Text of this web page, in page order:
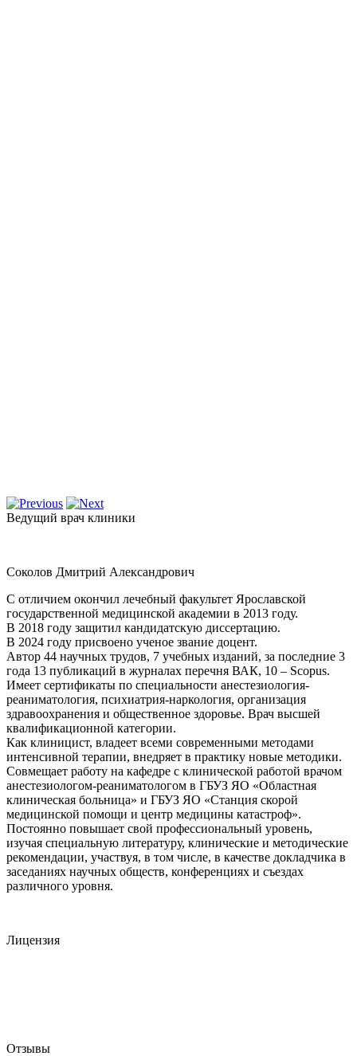
Ведущий врач клиники
Соколов Дмитрий Александрович
С отличием окончил лечебный факультет Ярославской
государственной медицинской академии в 2013 году.
В 2018 году защитил кандидатскую диссертацию.
В 2024 году присвоено ученое звание доцент.
Автор 44 научных трудов, 7 учебных изданий, за последние 3
года 13 публикаций в журналах перечня ВАК, 10 – Scopus.
Имеет сертификаты по специальности анестезиология-
реаниматология, психиатрия-наркология, организация
здравоохранения и общественное здоровье. Врач высшей
квалификационной категории.
Как клиницист, владеет всеми современными методами
интенсивной терапии, внедряет в практику новые методики.
Совмещает работу на кафедре с клинической работой врачом
анестезиологом-реаниматологом в ГБУЗ ЯО «Областная
клиническая больница» и ГБУЗ ЯО «Станция скорой
медицинской помощи и центр медицины катастроф».
Постоянно повышает свой профессиональный уровень,
изучая специальную литературу, клинические и методические
рекомендации, участвуя, в том числе, в качестве докладчика в
заседаниях научных обществ, конференциях и съездах
различного уровня.
Лицензия
Отзывы